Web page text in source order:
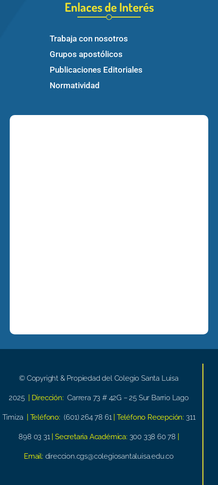
Enlaces de Interés
Trabaja con nosotros
Grupos apostólicos
Publicaciones Editoriales
Normatividad
© Copyright & Propiedad del Colegio Santa Luisa
2025 | Dirección: Carrera 73 # 42G – 25 Sur Barrio Lago
Timiza | Teléfono: (601) 264 78 61 | Teléfono Recepción: 311
898 03 31 | Secretaria Académica: 300 338 60 78
Email: direccion.cgs@colegiosantaluisa.edu.co